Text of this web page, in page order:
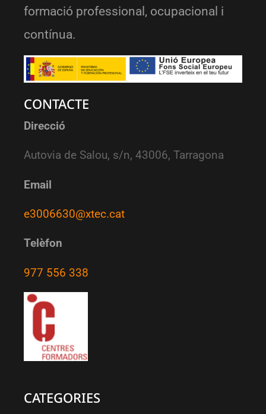
formació professional, ocupacional i
contínua.
CONTACTE
Direcció
Autovia de Salou, s/n, 43006, Tarragona
Email
e3006630@xtec.cat
Telèfon
977 556 338
CATEGORIES